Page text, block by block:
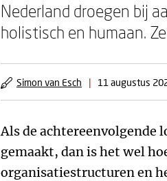
Nederland droegen bij
holistisch en humaan.
Simon van Esch | 11 augustus
Als de achtereenvolgende
gemaakt, dan is het wel
organisatiestructuren en